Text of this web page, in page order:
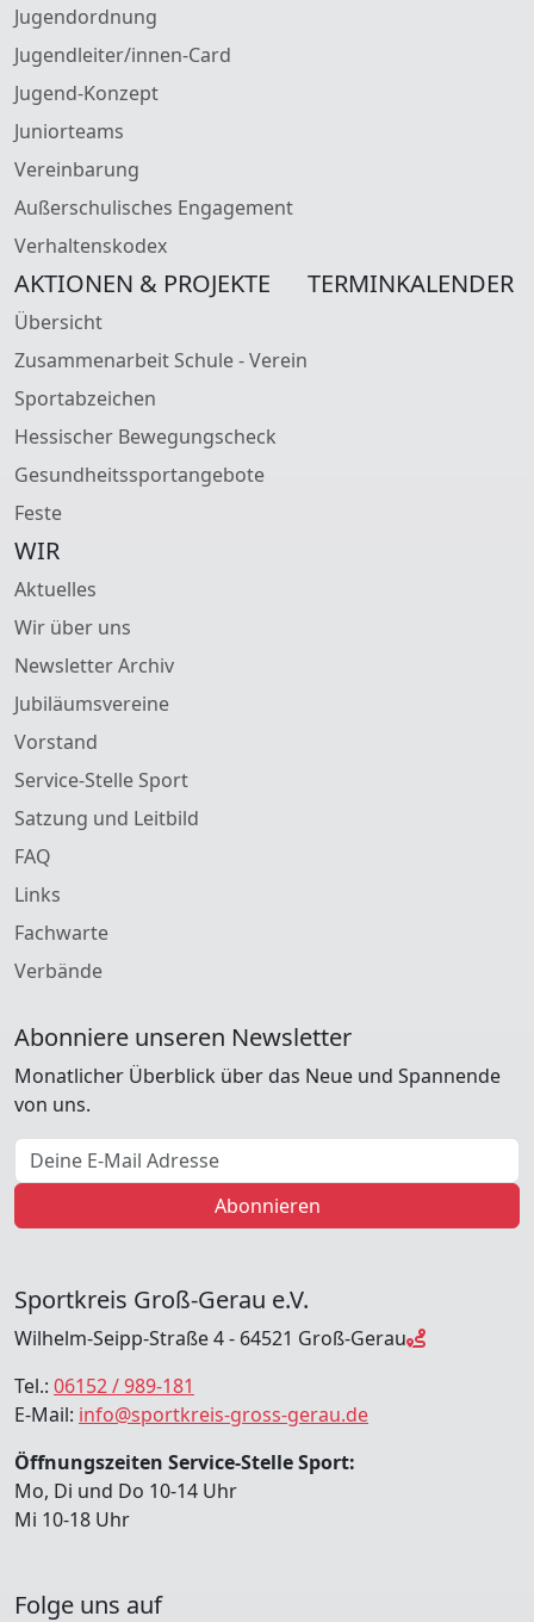
Jugendordnung
Jugendleiter/innen-Card
Jugend-Konzept
Juniorteams
Vereinbarung
Außerschulisches Engagement
Verhaltenskodex
AKTIONEN & PROJEKTE
Übersicht
Zusammenarbeit Schule - Verein
Sportabzeichen
Hessischer Bewegungscheck
Gesundheitssportangebote
Feste
TERMINKALENDER
WIR
Aktuelles
Wir über uns
Newsletter Archiv
Jubiläumsvereine
Vorstand
Service-Stelle Sport
Satzung und Leitbild
FAQ
Links
Fachwarte
Verbände
Abonniere unseren Newsletter
Monatlicher Überblick über das Neue und Spannende
von uns.
E-Mail Adresse
Abonnieren
Sportkreis Groß-Gerau e.V.
Wilhelm-Seipp-Straße 4 - 64521 Groß-Gerau
Tel.: 06152 / 989-181
E-Mail: info@sportkreis-gross-gerau.de
Öffnungszeiten Service-Stelle Sport:
Mo, Di und Do 10-14 Uhr
Mi 10-18 Uhr
Folge uns auf